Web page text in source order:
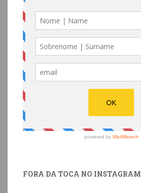
FORA DA TOCA NO INSTAGRAM